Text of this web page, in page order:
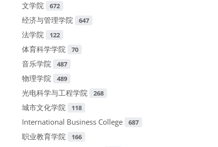
文学院 672
经济与管理学院 647
法学院 122
体育科学学院 70
音乐学院 487
物理学院 489
光电科学与工程学院 268
城市文化学院 118
International Business College 687
职业教育学院 166